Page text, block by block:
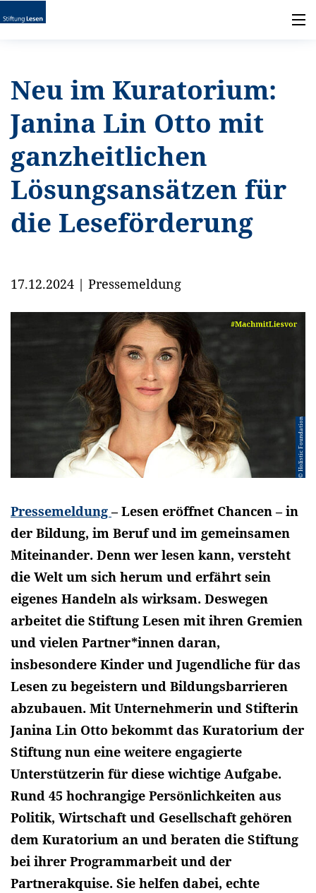
Neu im Kuratorium:
Janina Lin Otto mit
ganzheitlichen
Lösungsansätzen für
die Leseförderung
17.12.2024 | Pressemeldung
© Holistic Foundation
Pressemeldung– Lesen eröffnet Chancen – in
der Bildung, im Beruf und im gemeinsamen
Miteinander. Denn wer lesen kann, versteht
die Welt um sich herum und erfährt sein
eigenes Handeln als wirksam. Deswegen
arbeitet die Stiftung Lesen mit ihren Gremien
und vielen Partner*innen daran,
insbesondere Kinder und Jugendliche für das
Lesen zu begeistern und Bildungsbarrieren
abzubauen. Mit Unternehmerin und Stifterin
Janina Lin Otto bekommt das Kuratorium der
Stiftung nun eine weitere engagierte
Unterstützerin für diese wichtige Aufgabe.
Rund 45 hochrangige Persönlichkeiten aus
Politik, Wirtschaft und Gesellschaft gehören
dem Kuratorium an und beraten die Stiftung
bei ihrer Programmarbeit und der
Partnerakquise. Sie helfen dabei, echte